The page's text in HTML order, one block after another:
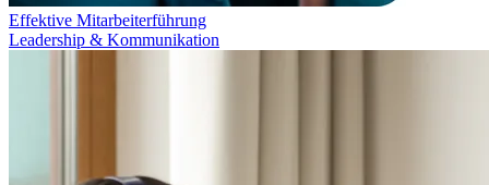
Effektive Mitarbeiterführung
Leadership & Kommunikation